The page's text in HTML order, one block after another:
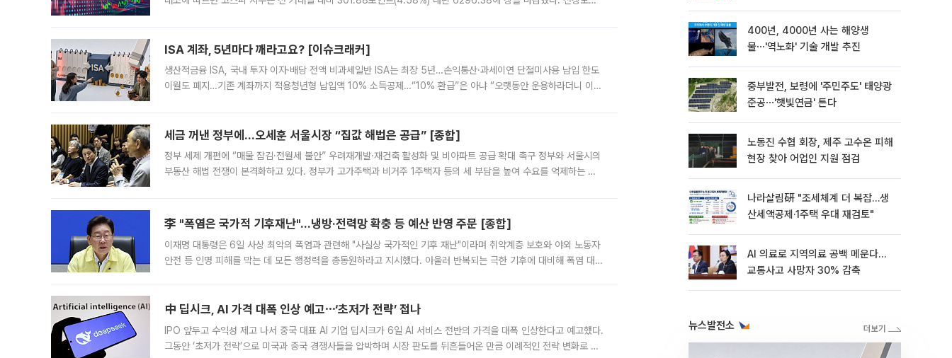
ISA 계좌, 5년마다 깨라고요? [이슈크래커]
생산적금융 ISA, 국내 투자 이자·배당 전액 비과세일반 ISA는 최장 5년…손익통산·과세이연 단절미사용 납입 한도
이월도 폐지…기존 계좌까지 적용청년형 납입액 10% 소득공제…“10% 환급”은 아냐 “오랫동안 운용하라더니 이제
세금 꺼낸 정부에…오세훈 서울시장 “집값 해법은 공급” [종합]
정부 세제 개편에 “매물 잠김·전월세 불안” 우려재개발·재건축 활성화 및 비아파트 공급 확대 촉구 정부와 서울시의
부동산 해법 전쟁이 본격화하고 있다. 정부가 고가주택과 비거주 1주택자 등의 세 부담을 높여 수요를 억제하는 카
李 "폭염은 국가적 기후재난"…냉방·전력망 확충 등 예산 반영 주문 [종합]
이재명 대통령은 6일 사상 최악의 폭염과 관련해 "사실상 국가적인 기후 재난"이라며 취약계층 보호와 야외 노동자
안전 등 인명 피해를 막는 데 모든 행정력을 총동원하라고 지시했다. 아울러 반복되는 극한 기후에 대비해 폭염 대응
中 딥시크, AI 가격 대폭 인상 예고⋯‘초저가 전략’ 접나
IPO 앞두고 수익성 제고 나서 중국 대표 AI 기업 딥시크가 6일 AI 서비스 전반의 가격을 대폭 인상한다고 예고했다.
그동안 ‘초저가 전략’으로 미국과 중국 경쟁사들을 압박하며 시장 판도를 뒤흔들어온 만큼 이례적인 전략 변화로 평
400년, 4000년 사는 해양생
물⋯'역노화' 기술 개발 추진
중부발전, 보령에 '주민주도' 태양광
준공⋯'햇빛연금' 튼다
노동진 수협 회장, 제주 고수온 피해
현장 찾아 어업인 지원 점검
나라살림硏 "조세체계 더 복잡…생
산세액공제·1주택 우대 재검토"
AI 의료로 지역의료 공백 메운다…
교통사고 사망자 30% 감축
뉴스발전소